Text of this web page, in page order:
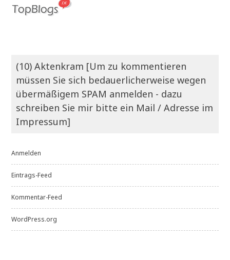
(10) Aktenkram [Um zu kommentieren
müssen Sie sich bedauerlicherweise wegen
übermäßigem SPAM anmelden - dazu
schreiben Sie mir bitte ein Mail / Adresse im
Impressum]
Anmelden
Eintrags-Feed
Kommentar-Feed
WordPress.org